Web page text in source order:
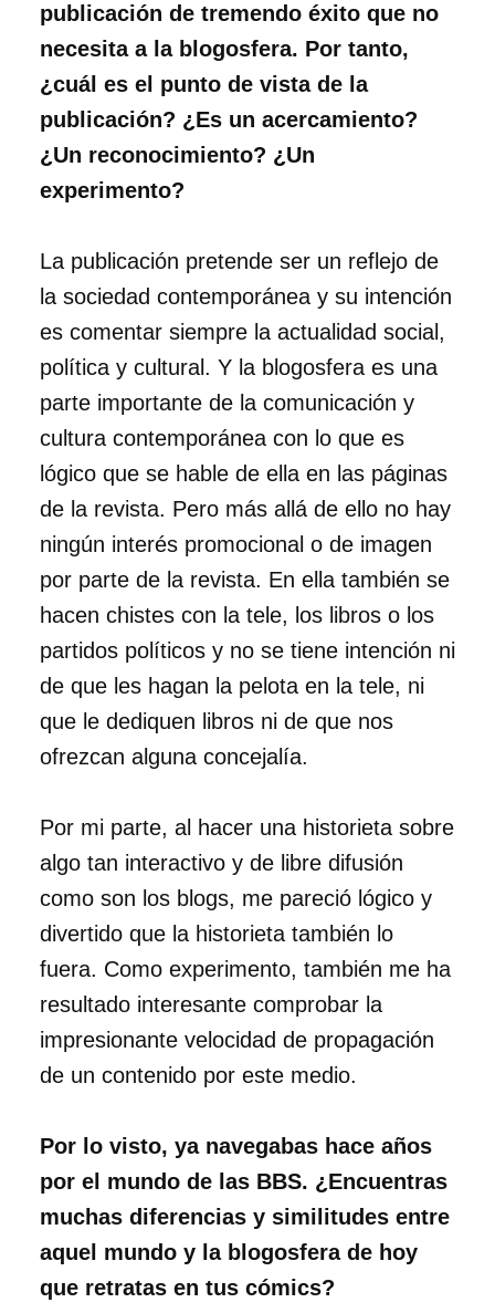
publicación de tremendo éxito que no
necesita a la blogosfera. Por tanto,
¿cuál es el punto de vista de la
publicación? ¿Es un acercamiento?
¿Un reconocimiento? ¿Un
experimento?
La publicación pretende ser un reflejo de
la sociedad contemporánea y su intención
es comentar siempre la actualidad social,
política y cultural. Y la blogosfera es una
parte importante de la comunicación y
cultura contemporánea con lo que es
lógico que se hable de ella en las páginas
de la revista. Pero más allá de ello no hay
ningún interés promocional o de imagen
por parte de la revista. En ella también se
hacen chistes con la tele, los libros o los
partidos políticos y no se tiene intención ni
de que les hagan la pelota en la tele, ni
que le dediquen libros ni de que nos
ofrezcan alguna concejalía.
Por mi parte, al hacer una historieta sobre
algo tan interactivo y de libre difusión
como son los blogs, me pareció lógico y
divertido que la historieta también lo
fuera. Como experimento, también me ha
resultado interesante comprobar la
impresionante velocidad de propagación
de un contenido por este medio.
Por lo visto, ya navegabas hace años
por el mundo de las BBS. ¿Encuentras
muchas diferencias y similitudes entre
aquel mundo y la blogosfera de hoy
que retratas en tus cómics?